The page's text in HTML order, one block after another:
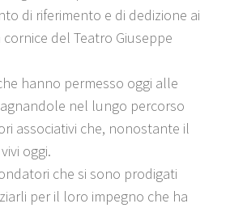
di riferimento e di dedizione ai
del Teatro Giuseppe
hanno permesso oggi alle
nel lungo percorso
associativi che, nonostante il
oggi.
che si sono prodigati
per il loro impegno che ha